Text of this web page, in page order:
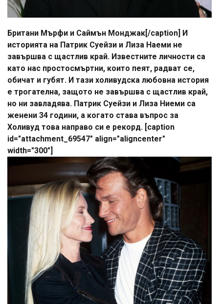
Британи Мърфи и Саймън Монджак[/caption] И
историята на Патрик Суейзи и Лиза Наеми не
завършва с щастлив край. Известните личности са
като нас простосмъртни, които пеят, радват се,
обичат и губят. И тази холивудска любовна история
е трогателна, защото не завършва с щастлив край,
но ни завладява. Патрик Суейзи и Лиза Ниеми са
женени 34 години, а когато става въпрос за
Холивуд това направо си е рекорд. [caption
id="attachment_69547" align="aligncenter"
width="300"]